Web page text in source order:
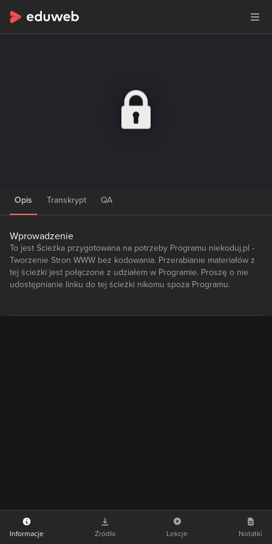
Opis Transkrypt QA
Wprowadzenie
To jest Ścieżka przygotowana na potrzeby Programu niekoduj.pl -
Tworzenie Stron WWW bez kodowania. Przerabianie materiałów z
tej ścieżki jest połączone z udziałem w Programie. Proszę o nie
udostępnianie linku do tej ścieżki nikomu spoza Programu.
Informacje Źródła Lekcje Notatki